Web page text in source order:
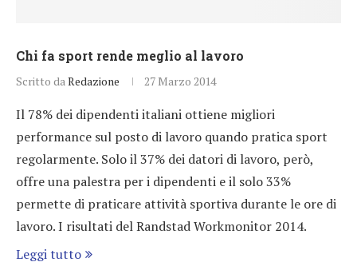
Chi fa sport rende meglio al lavoro
Scritto da Redazione 27 Marzo 2014
Il 78% dei dipendenti italiani ottiene migliori
performance sul posto di lavoro quando pratica sport
regolarmente. Solo il 37% dei datori di lavoro, però,
offre una palestra per i dipendenti e il solo 33%
permette di praticare attività sportiva durante le ore di
lavoro. I risultati del Randstad Workmonitor 2014.
Leggi tutto